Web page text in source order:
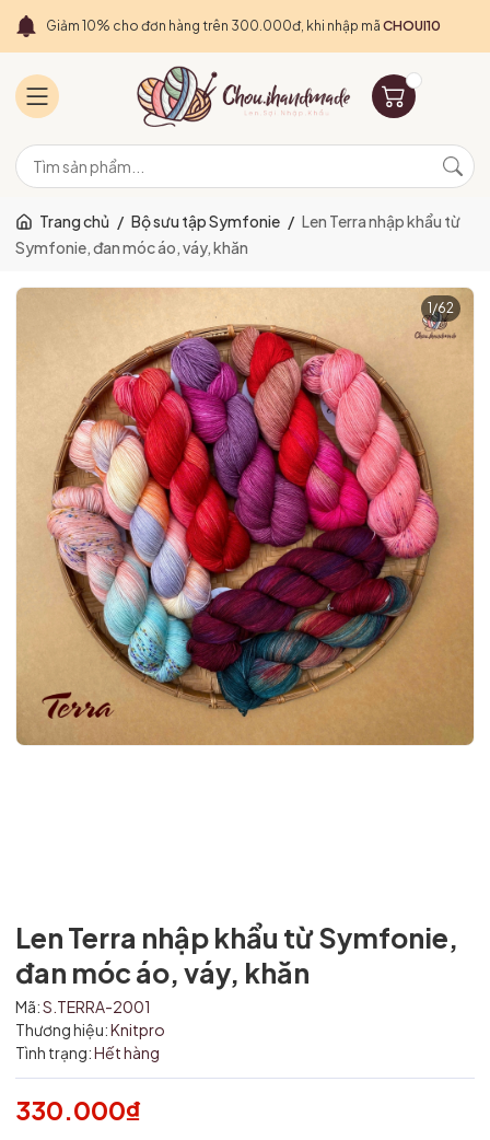
Giảm 10% cho đơn hàng trên 300.000đ, khi nhập mã CHOUI10
Trang chủ / Bộ sưu tập Symfonie / Len Terra nhập khẩu từ
Symfonie, đan móc áo, váy, khăn
1 /62
Len Terra nhập khẩu từ Symfonie,
đan móc áo, váy, khăn
Mã:S.TERRA-2001
Thương hiệu:Knitpro
Tình trạng:Hết hàng
330.000₫
Ngày hết hạn: